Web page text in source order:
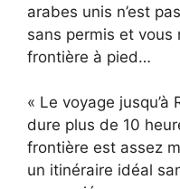
arabes unis n’est
sans permis et vous
frontière à pied…
« Le voyage
dure plus de 10
frontière est assez
un itinéraire idéal